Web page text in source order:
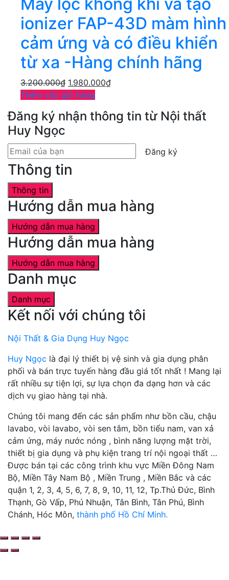
ionizer FAP-43D màm hình
cảm ứng và có điều khiển
từ xa -Hàng chính hãng
3.200.000₫ 1.980.000₫
Thêm vào giỏ hàng
Đăng ký nhận thông tin từ Nội thất
Huy Ngọc
Đăng ký
Thông tin
Thông tin
Hướng dẫn mua hàng
Hướng dẫn mua hàng
Hướng dẫn mua hàng
Hướng dẫn mua hàng
Danh mục
Danh mục
Kết nối với chúng tôi
Nội Thất & Gia Dụng Huy Ngọc
Huy Ngọc là đại lý thiết bị vệ sinh và gia dụng phân
phối và bán trực tuyến hàng đầu giá tốt nhất ! Mang lại
rất nhiều sự tiện lợi, sự lựa chọn đa dạng hơn và các
dịch vụ giao hàng tại nhà.
Chúng tôi mang đến các sản phẩm như bồn cầu, chậu
lavabo, vòi lavabo, vòi sen tắm, bồn tiểu nam, van xả
cảm ứng, máy nước nóng , bình năng lượng mặt trời,
thiết bị gia dụng và phụ kiện trang trí nội ngoại thất …
Được bán tại các công trình khu vực Miền Đông Nam
Bộ, Miền Tây Nam Bộ , Miền Trung , Miền Bắc và các
quận 1, 2, 3, 4, 5, 6, 7, 8, 9, 10, 11, 12, Tp.Thủ Đức, Bình
Thạnh, Gò Vấp, Phú Nhuận, Tân Bình, Tân Phú, Bình
Chánh, Hóc Môn, thành phố Hồ Chí Minh.